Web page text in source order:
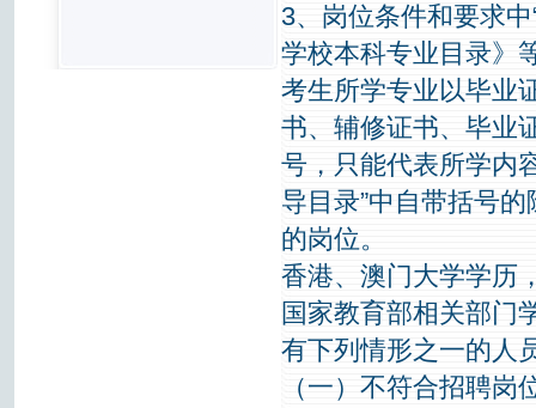
3、岗位条件和要求
学校本科专业目录》
考生所学专业以毕业
书、辅修证书、毕业
号，只能代表所学内
导目录”中自带括号
的岗位。
香港、澳门大学学历
国家教育部相关部门
有下列情形之一的人
（一）不符合招聘